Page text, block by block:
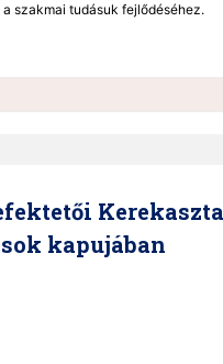
szakmai tudásuk fejlődéséhez.
kapujában